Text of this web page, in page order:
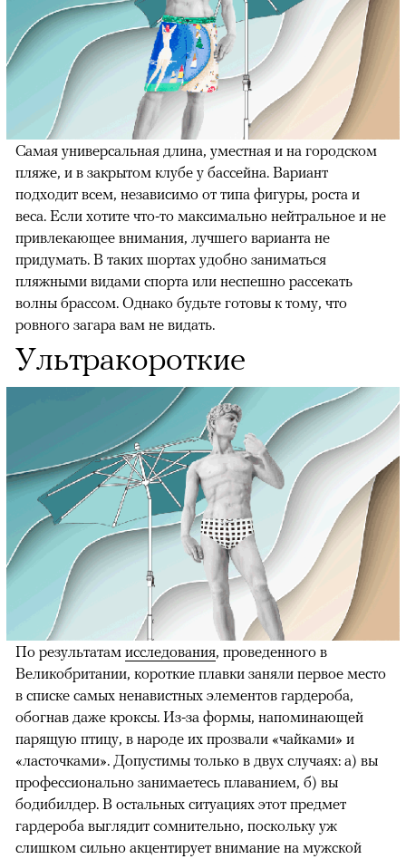
Самая универсальная длина, уместная и на городском
пляже, и в закрытом клубе у бассейна. Вариант
подходит всем, независимо от типа фигуры, роста и
веса. Если хотите что-то максимально нейтральное и не
привлекающее внимания, лучшего варианта не
придумать. В таких шортах удобно заниматься
пляжными видами спорта или неспешно рассекать
волны брассом. Однако будьте готовы к тому, что
ровного загара вам не видать.
Ультракороткие
По результатам исследования, проведенного в
Великобритании, короткие плавки заняли первое место
в списке самых ненавистных элементов гардероба,
обогнав даже кроксы. Из-за формы, напоминающей
парящую птицу, в народе их прозвали «чайками» и
«ласточками». Допустимы только в двух случаях: а) вы
профессионально занимаетесь плаванием, б) вы
бодибилдер. В остальных ситуациях этот предмет
гардероба выглядит сомнительно, поскольку уж
слишком сильно акцентирует внимание на мужской